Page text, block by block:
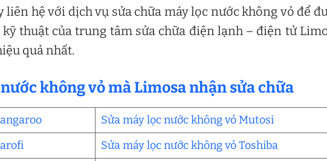
liên hệ với dịch vụ sửa chữa máy lọc nước không vỏ để
thuật của trung tâm sửa chữa điện lạnh – điện tử
quả nhất.
nước không vỏ mà Limosa nhận sửa chữa
Sửa máy lọc nước không vỏ Mutosi
Sửa máy lọc nước không vỏ Toshiba